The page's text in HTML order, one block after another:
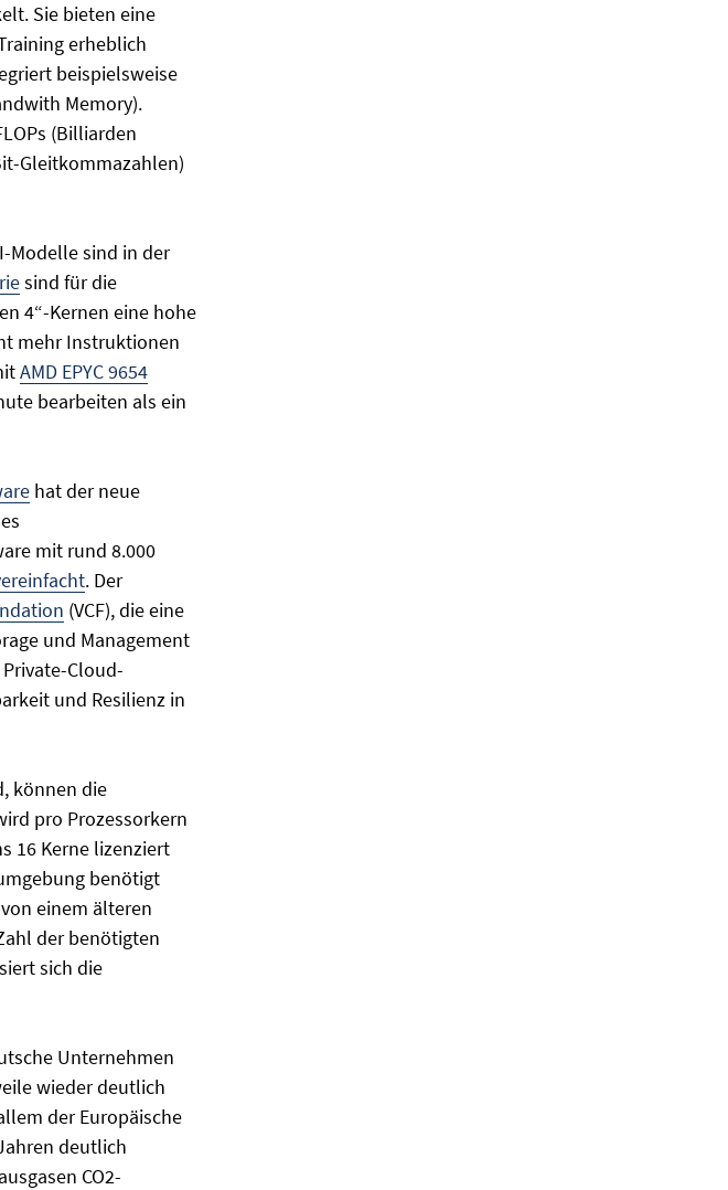
Sie bieten eine
erheblich
beispielsweise
Memory).
(Billiarden
Gleitkommazahlen)
Modelle sind in der
sind für die
4“-Kernen eine hohe
mehr Instruktionen
AMD EPYC 9654
bearbeiten als ein
hat der neue
mit rund 8.000
. Der
(VCF), die eine
und Management
Cloud-
und Resilienz in
können die
pro Prozessorkern
16 Kerne lizenziert
benötigt
einem älteren
der benötigten
sich die
Unternehmen
wieder deutlich
der Europäische
deutlich
CO2-